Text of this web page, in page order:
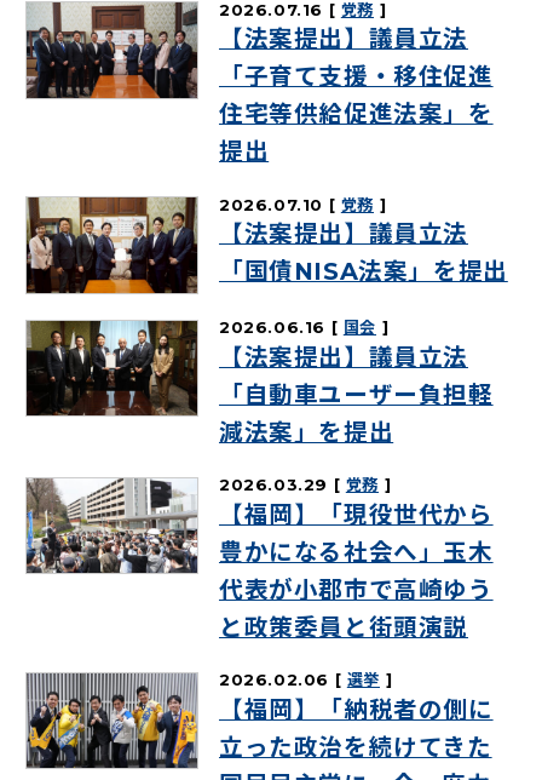
こくみんオンラインスクール（新しいタブで開く）
国民民主党学生部（新しいタブで開く）
二次創作ガイドライン（新しいタブで開く）
プライバシーポリシー
特定商取引法に基づく表記
2026.07.16 党務
【法案提出】議員立法
「子育て支援・移住促進
住宅等供給促進法案」を
提出
2026.07.10 党務
【法案提出】議員立法
「国債NISA法案」を提出
2026.06.16 国会
【法案提出】議員立法
「自動車ユーザー負担軽
減法案」を提出
2026.03.29 党務
【福岡】「現役世代から
豊かになる社会へ」玉木
代表が小郡市で高崎ゆう
と政策委員と街頭演説
2026.02.06 選挙
【福岡】「納税者の側に
立った政治を続けてきた